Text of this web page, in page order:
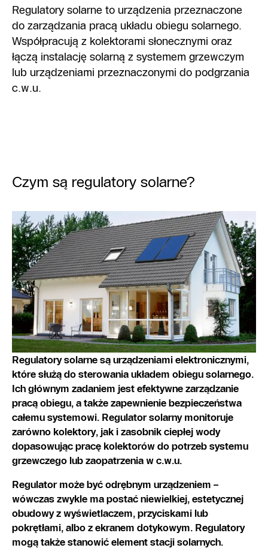
Regulatory solarne to urządzenia przeznaczone
do zarządzania pracą układu obiegu solarnego.
Współpracują z kolektorami słonecznymi oraz
łączą instalację solarną z systemem grzewczym
lub urządzeniami przeznaczonymi do podgrzania
c.w.u.
Czym są regulatory solarne?
Regulatory solarne są urządzeniami elektronicznymi,
które służą do sterowania układem obiegu solarnego.
Ich głównym zadaniem jest efektywne zarządzanie
pracą obiegu, a także zapewnienie bezpieczeństwa
całemu systemowi. Regulator solarny monitoruje
zarówno kolektory, jak i zasobnik ciepłej wody
dopasowując pracę kolektorów do potrzeb systemu
grzewczego lub zaopatrzenia w c.w.u.
Regulator może być odrębnym urządzeniem –
wówczas zwykle ma postać niewielkiej, estetycznej
obudowy z wyświetlaczem, przyciskami lub
pokrętłami, albo z ekranem dotykowym. Regulatory
mogą także stanowić element stacji solarnych.